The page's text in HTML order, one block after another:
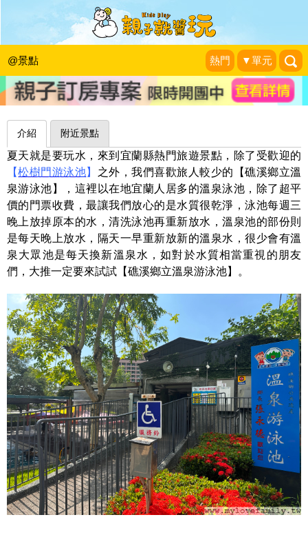
@景點 熱門 ▼單元
泳池×溫泉，冷沖熱泡一次滿足～宜蘭
礁溪鄉溫泉游泳池
my Love Family|2023-07-03
介紹 附近景點
夏天就是要玩水，來到宜蘭縣熱門旅遊景點，除了受歡迎的
【松樹門游泳池】 之外，我們喜歡旅人較少的【礁溪鄉立溫
泉游泳池】，這裡以在地宜蘭人居多的溫泉泳池，除了超平
價的門票收費，最讓我們放心的是水質很乾淨，泳池每週三
晚上放掉原本的水，清洗泳池再重新放水，溫泉池的部份則
是每天晚上放水，隔天一早重新放新的溫泉水，很少會有溫
泉大眾池是每天換新溫泉水，如對於水質相當重視的朋友
們，大推一定要來試試【礁溪鄉立溫泉游泳池】。